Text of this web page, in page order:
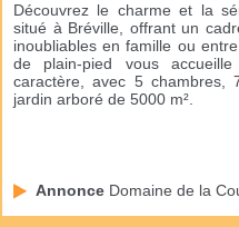
Découvrez le charme et la
situé à Bréville, offrant un
inoubliables en famille ou
de plain-pied vous
caractère, avec 5 chambres,
jardin arboré de 5000 m².
Annonce Domaine de la